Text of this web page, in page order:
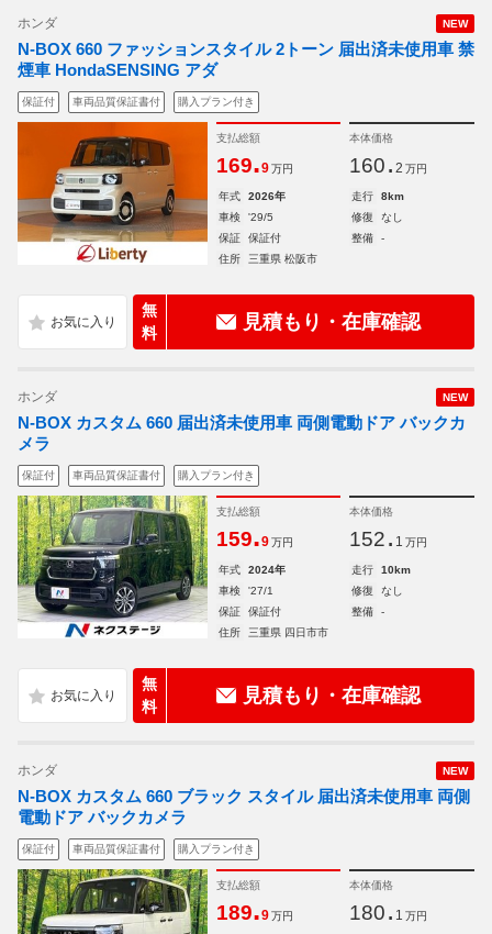
NEW
ホンダ
N-BOX 660 ファッションスタイル 2トーン 届出済未使用車 禁
煙車 HondaSENSING アダ
保証付 車両品質保証書付 購入プラン付き
支払総額
169.9 万円
本体価格
160. 2 万円
年式 2026年 走行
8km
車検
'29/5 修復
なし
保証
保証付 整備
-
住所
三重県 松阪市
無
料
見積もり・在庫確認
NEW
ホンダ
N-BOX カスタム 660 届出済未使用車 両側電動ドア バックカ
メラ
保証付 車両品質保証書付 購入プラン付き
支払総額
159.9 万円
本体価格
152. 1 万円
年式 2024年 走行
10km
車検
'27/1 修復
なし
保証
保証付 整備
-
住所
三重県 四日市市
無
料
見積もり・在庫確認
NEW
ホンダ
N-BOX カスタム 660 ブラック スタイル 届出済未使用車 両側
電動ドア バックカメラ
保証付 車両品質保証書付 購入プラン付き
支払総額
189.9 万円
本体価格
180. 1 万円